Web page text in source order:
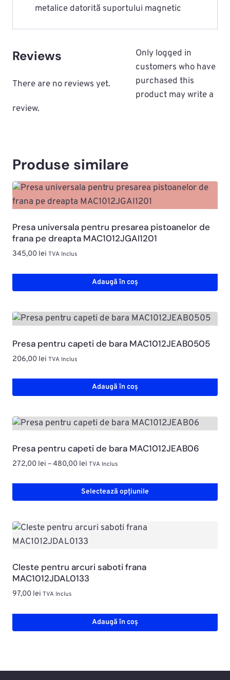
metalice datorită suportului magnetic
Reviews
There are no reviews yet.
Only logged in
customers who have
purchased this
product may write a
review.
Produse similare
Presa universala pentru presarea pistoanelor de
frana pe dreapta MAC1012JGAI1201
345,00 lei TVA Inclus
Adaugă în coș
Presa pentru capeti de bara MAC1012JEAB0505
206,00 lei TVA Inclus
Adaugă în coș
Presa pentru capeti de bara MAC1012JEAB06
272,00 lei –480,00 lei Interval
prețuri:
272,00 lei
TVA Inclus
Selectează opțiunile
produs
are
multe
variații.
Opțiunile
alese
produsului.
Cleste pentru arcuri saboti frana
MAC1012JDAL0133
97,00 lei TVA Inclus
Adaugă în coș